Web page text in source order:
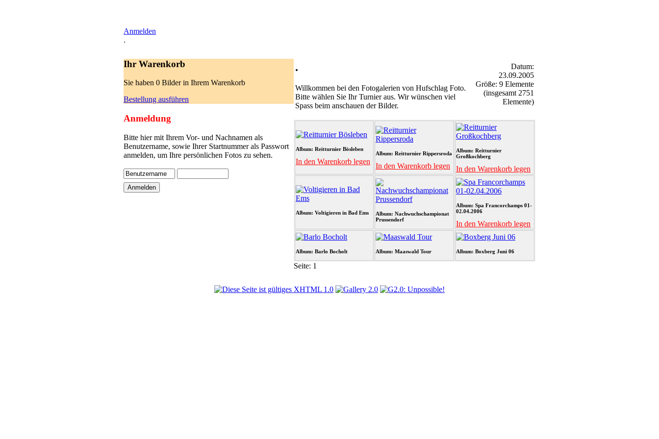
Anmelden
.
Ihr Warenkorb
Sie haben 0 Bilder in Ihrem Warenkorb
Bestellung ausführen
Anmeldung
Bitte hier mit Ihrem Vor- und Nachnamen als
Benutzername, sowie Ihrer Startnummer als Passwort
anmelden, um Ihre persönlichen Fotos zu sehen.
.
Willkommen bei den Fotogalerien von Hufschlag Foto.
Bitte wählen Sie Ihr Turnier aus. Wir wünschen viel
Spass beim anschauen der Bilder.
Datum:
23.09.2005
Größe: 9 Elemente
(insgesamt 2751
Elemente)
Album: Reitturnier Bösleben
In den Warenkorb legen
Album: Reitturnier Rippersroda
In den Warenkorb legen
Album: Reitturnier
Großkochberg
In den Warenkorb legen
Album: Voltigieren in Bad Ems
Album: Nachwuchschampionat
Prussendorf
Album: Spa Francorchamps 01-
02.04.2006
In den Warenkorb legen
Album: Barlo Bocholt Album: Maaswald Tour Album: Boxberg Juni 06
Seite: 1